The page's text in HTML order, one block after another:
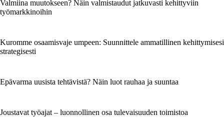
Valmiina muutokseen? Näin valmistaudut jatkuvasti kehittyviin
työmarkkinoihin
Kuromme osaamisvaje umpeen: Suunnittele ammatillinen kehittymisesi
strategisesti
Epävarma uusista tehtävistä? Näin luot rauhaa ja suuntaa
Joustavat työajat – luonnollinen osa tulevaisuuden toimistoa